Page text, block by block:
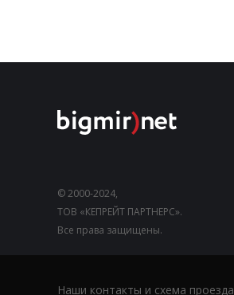
© 2000-2024,
ТОВ «КЕПРЕЙТ ПАРТНЕРС».
Все права защищены.
Наши контакты и схема проезда